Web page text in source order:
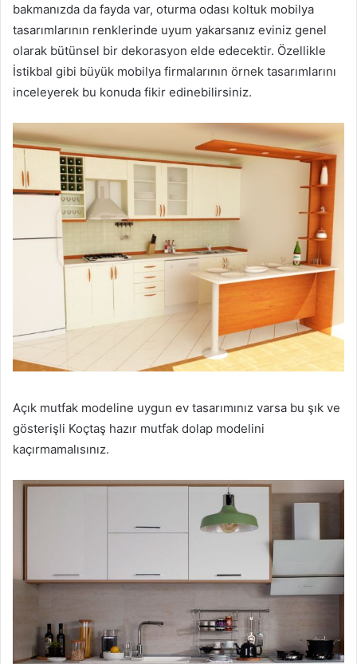
bakmanızda da fayda var, oturma odası koltuk mobilya
tasarımlarının renklerinde uyum yakarsanız eviniz genel
olarak bütünsel bir dekorasyon elde edecektir. Özellikle
İstikbal gibi büyük mobilya firmalarının örnek tasarımlarını
inceleyerek bu konuda fikir edinebilirsiniz.
Açık mutfak modeline uygun ev tasarımınız varsa bu şık ve
gösterişli Koçtaş hazır mutfak dolap modelini
kaçırmamalısınız.